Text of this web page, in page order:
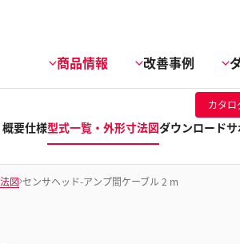
商品情報 改善事例
カタロ
概要仕様型式一覧・外形寸法図ダウンロードサ
図 センサヘッド-アンプ間ケーブル 2 m